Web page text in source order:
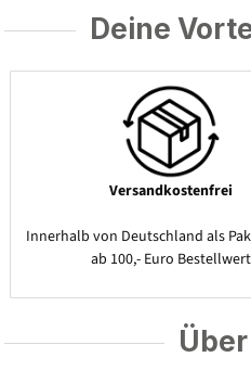
Deine
Versandkostenfrei
Innerhalb von Deutschland als
ab 100,- Euro Bestellwert